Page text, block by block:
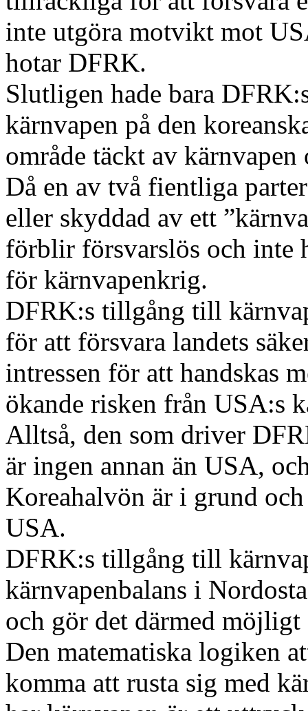
inte utgöra motvikt mot
hotar DFRK.
Slutligen hade bara
kärnvapen på den
område täckt av kärnvapen
Då en av två fientliga
eller skyddad av ett
förblir försvarslös och inte
för kärnvapenkrig.
DFRK:s tillgång till
för att försvara landets
intressen för att handskas
ökande risken från USA:s
Alltså, den som driver
är ingen annan än USA,
Koreahalvön är i grund
USA.
DFRK:s tillgång till
kärnvapenbalans i
och gör det därmed
Den matematiska logiken
komma att rusta sig med